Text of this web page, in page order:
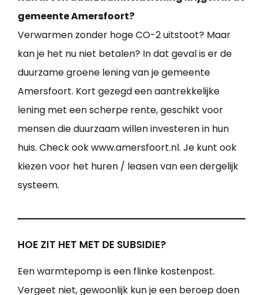
gemeente Amersfoort?
Verwarmen zonder hoge CO-2 uitstoot? Maar
kan je het nu niet betalen? In dat geval is er de
duurzame groene lening van je gemeente
Amersfoort. Kort gezegd een aantrekkelijke
lening met een scherpe rente, geschikt voor
mensen die duurzaam willen investeren in hun
huis. Check ook www.amersfoort.nl. Je kunt ook
kiezen voor het huren / leasen van een dergelijk
systeem.
HOE ZIT HET MET DE SUBSIDIE?
Een warmtepomp is een flinke kostenpost.
Vergeet niet, gewoonlijk kun je een beroep doen